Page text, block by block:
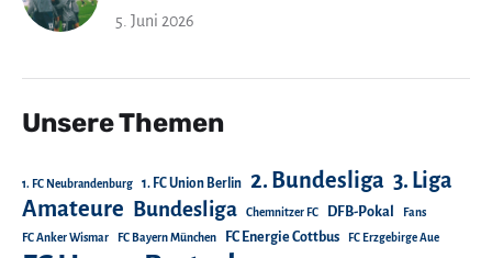
5. Juni 2026
Unsere Themen
1. FC Neubrandenburg 1. FC Union Berlin 2. Bundesliga 3. Liga
Amateure Bundesliga Chemnitzer FC DFB-Pokal Fans
FC Anker Wismar FC Bayern München FC Energie Cottbus FC Erzgebirge Aue